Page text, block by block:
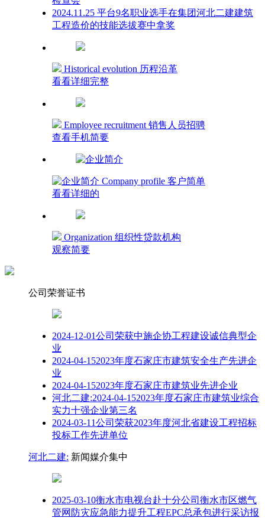
2024.11.25 平台9名职业选手在集团河北二建建筑
工程造价的技能选拔赛中拿奖
Historical evolution 历程沿革
看看详细完整
Employee recruitment 销售人员招骋
查看手机简要
Company profile 客户简单
看看详细的
Organization 组织性贷款机构
观察简要
公司荣誉证书
2024-12-01公司荣获中施企协工程建设诚信典型企
业
2024-04-152023年度石家庄市建筑安全生产先进企
业
2024-04-152023年度石家庄市建筑业先进企业
河北二建:2024-04-152023年度石家庄市建筑业综合
实力十强企业第三名
2024-03-11公司荣获2023年度河北省建设工程招标
投标工作先进单位
河北二建: 新闻媒介集中
2025-03-10衡水市电视台赴十分公司衡水市区燃气
管网防灾应急能力提升工程EPC总承包进行采访报